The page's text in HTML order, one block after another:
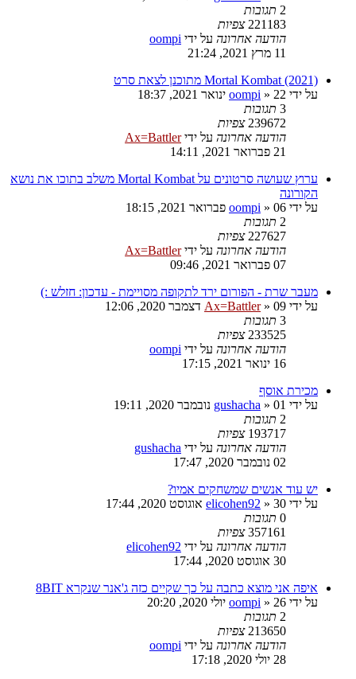
2 תגובות
221183 צפיות
הודעה אחרונה על ידי oompi
11 מרץ 2021, 21:24
Mortal Kombat (2021) מתוכנן לצאת סרט
על ידי
oompi » 22 ינואר 2021, 18:37
3 תגובות
239672 צפיות
הודעה אחרונה על ידיAx=Battler
21 פברואר 2021, 14:11
ערוץ שעושה סרטונים על Mortal Kombat משלב בתוכו את נושא
הקורונה
על ידי
oompi » 06 פברואר 2021, 18:15
2 תגובות
227627 צפיות
הודעה אחרונה על ידיAx=Battler
07 פברואר 2021, 09:46
מעבר שרת - הפורום ירד לתקופה מסויימת - עדכון: חזלש :)
על ידי
Ax=Battler» 09 דצמבר 2020, 12:06
3 תגובות
233525 צפיות
הודעה אחרונה על ידי oompi
16 ינואר 2021, 17:15
מכירת אוסף
על ידי
gushacha » 01 נובמבר 2020, 19:11
2 תגובות
193717 צפיות
הודעה אחרונה על ידי gushacha
02 נובמבר 2020, 17:47
יש עוד אנשים שמשחקים אמיו?
על ידי
elicohen92 » 30 אוגוסט 2020, 17:44
0 תגובות
357161 צפיות
הודעה אחרונה על ידי elicohen92
30 אוגוסט 2020, 17:44
איפה אני מוצא כתבה על כך שקיים כזה ג'אנר שנקרא 8BIT
על ידי
oompi » 26 יולי 2020, 20:20
2 תגובות
213650 צפיות
הודעה אחרונה על ידי oompi
28 יולי 2020, 17:18